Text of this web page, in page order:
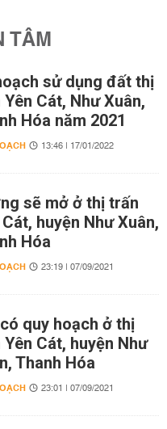
TÂM
sử dụng đất thị
Cát, Như Xuân,
Hóa năm 2021
13:46 | 17/01/2022
sẽ mở ở thị trấn
huyện Như Xuân,
Hóa
23:19 | 07/09/2021
quy hoạch ở thị
Cát, huyện Như
Thanh Hóa
23:01 | 07/09/2021